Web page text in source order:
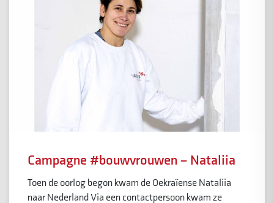
Campagne #bouwvrouwen – Nataliia
Toen de oorlog begon kwam de Oekraïense Nataliia
naar Nederland Via een contactpersoon kwam ze